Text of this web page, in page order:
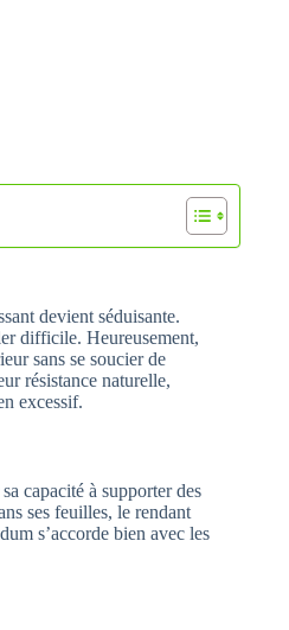
devient séduisante.
difficile. Heureusement,
sans se soucier de
résistance naturelle,
excessif.
capacité à supporter des
ses feuilles, le rendant
s’accorde bien avec les